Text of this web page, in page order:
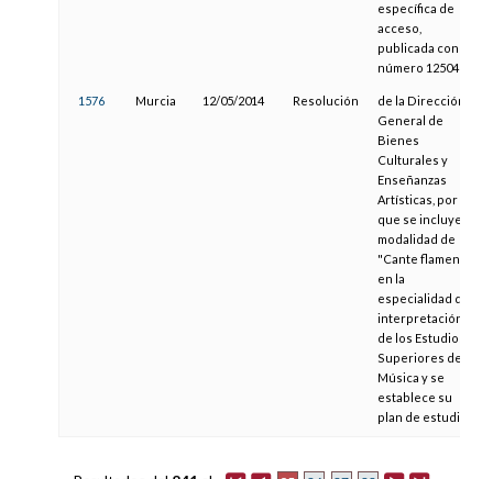
específica de
acceso,
publicada con el
número 12504
1576 Murcia 12/05/2014 Resolución
de la Dirección
General de
Bienes
Culturales y
Enseñanzas
Artísticas, por la
que se incluye la
modalidad de
"Cante flamenco"
en la
especialidad de
interpretación
de los Estudios
Superiores de
Música y se
establece su
plan de estudios